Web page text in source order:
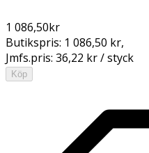
1 086,50kr
Butikspris: 1 086,50 kr,
Jmfs.pris: 36,22 kr / styck
Köp